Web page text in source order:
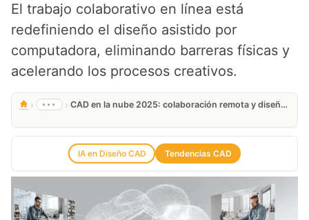
El trabajo colaborativo en línea está
redefiniendo el diseño asistido por
computadora, eliminando barreras físicas y
acelerando los procesos creativos.
› ••• › CAD en la nube 2025: colaboración remota y diseño sin límites
IA en Diseño CAD Tendencias CAD